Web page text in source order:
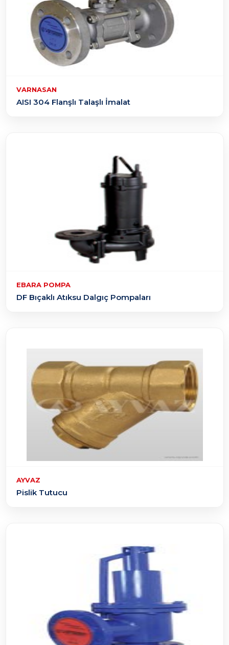
VARNASAN
AISI 304 Flanşlı Talaşlı İmalat
EBARA POMPA
DF Bıçaklı Atıksu Dalgıç Pompaları
AYVAZ
Pislik Tutucu